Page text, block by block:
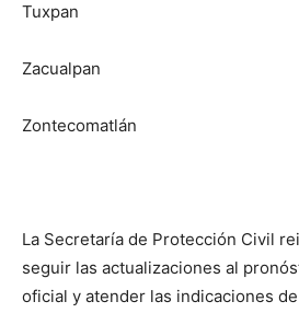
Tuxpan
Zacualpan
Zontecomatlán
La Secretaría de Protección Civil
seguir las actualizaciones al
oficial y atender las indicaciones